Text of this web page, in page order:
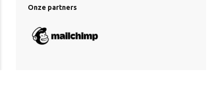
Onze partners